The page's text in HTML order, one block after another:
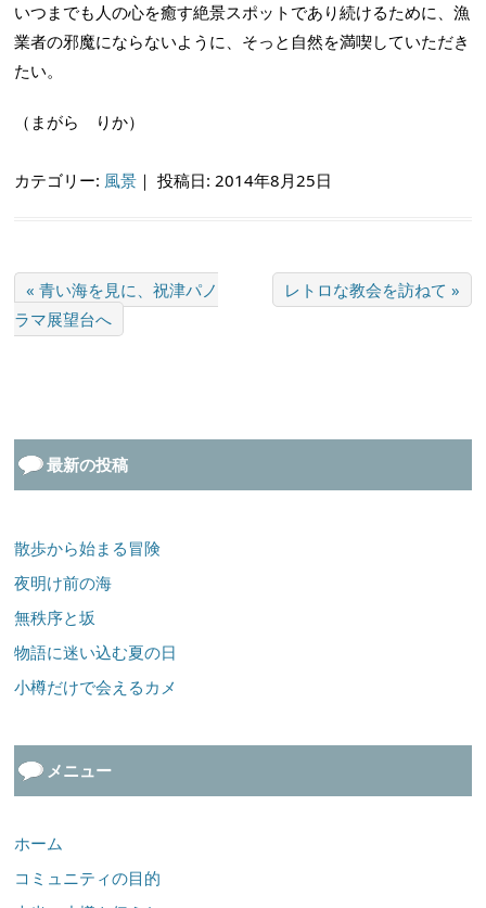
いつまでも人の心を癒す絶景スポットであり続けるために、漁
業者の邪魔にならないように、そっと自然を満喫していただき
たい。
（まがら りか）
カテゴリー: 風景 ｜投稿日: 2014年8月25日
« 青い海を見に、祝津パノ
ラマ展望台へ
レトロな教会を訪ねて »
最新の投稿
散歩から始まる冒険
夜明け前の海
無秩序と坂
物語に迷い込む夏の日
小樽だけで会えるカメ
メニュー
ホーム
コミュニティの目的